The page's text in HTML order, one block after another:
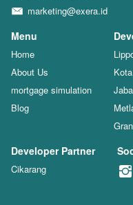
marketing@exera.id
Menu
Home
About Us
mortgage simulation
Blog
Developer Partner
Cikarang